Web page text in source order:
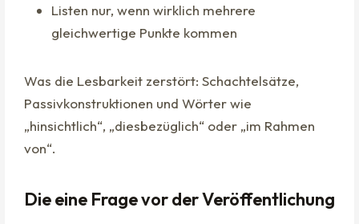
Listen nur, wenn wirklich mehrere
gleichwertige Punkte kommen
Was die Lesbarkeit zerstört: Schachtelsätze,
Passivkonstruktionen und Wörter wie
„hinsichtlich“, „diesbezüglich“ oder „im Rahmen
von“.
Die eine Frage vor der Veröffentlichung